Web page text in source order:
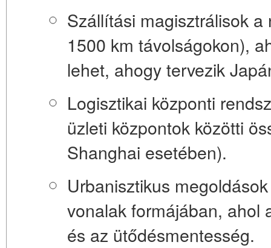
Szállítási magisztrálisok a
1500 km távolságokon),
lehet, ahogy tervezik
Logisztikai központi
üzleti központok közötti
Shanghai esetében).
Urbanisztikus megoldások
vonalak formájában, ahol
és az ütődésmentesség.